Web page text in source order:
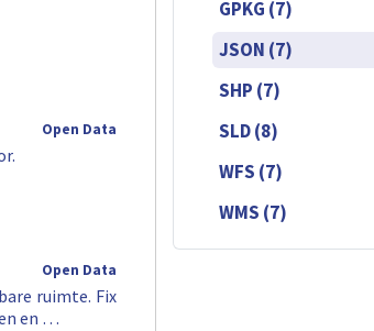
Open Data
Open Data
ruimte. Fix
en …
GPKG (7)
JSON (7)
SHP (7)
SLD (8)
WFS (7)
WMS (7)